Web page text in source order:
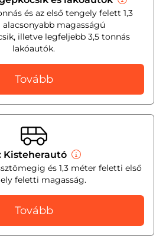
és az első tengely felett 1,3
magasságú
illetve legfeljebb 3,5 tonnás
lakóautók.
Tovább
Kisteherautó
és 1,3 méter feletti első
feletti magasság.
Tovább